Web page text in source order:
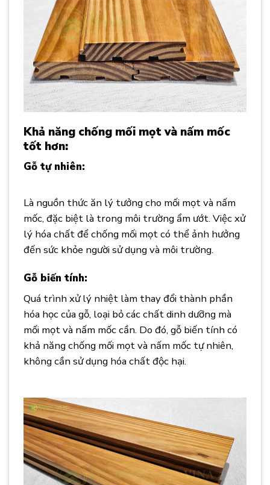
Khả năng chống mối mọt và nấm mốc
tốt hơn:
Gỗ tự nhiên:
Là nguồn thức ăn lý tưởng cho mối mọt và nấm
mốc, đặc biệt là trong môi trường ẩm ướt. Việc xử
lý hóa chất để chống mối mọt có thể ảnh hưởng
đến sức khỏe người sử dụng và môi trường.
Gỗ biến tính:
Quá trình xử lý nhiệt làm thay đổi thành phần
hóa học của gỗ, loại bỏ các chất dinh dưỡng mà
mối mọt và nấm mốc cần. Do đó, gỗ biến tính có
khả năng chống mối mọt và nấm mốc tự nhiên,
không cần sử dụng hóa chất độc hại.